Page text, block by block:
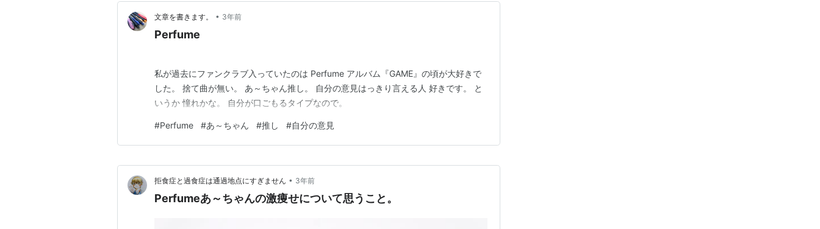
文章を書きます。 • 3年前
Perfume
私が過去にファンクラブ入っていたのは Perfume アルバム『GAME』の頃が大好きで
した。 捨て曲が無い。 あ～ちゃん推し。 自分の意見はっきり言える人 好きです。 と
いうか 憧れかな。 自分が口ごもるタイプなので。
#Perfume #あ～ちゃん #推し #自分の意見
拒食症と過食症は通過地点にすぎません • 3年前
Perfumeあ～ちゃんの激痩せについて思うこと。